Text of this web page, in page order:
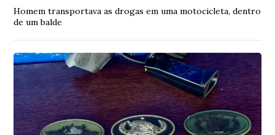
Homem transportava as drogas em uma motocicleta, dentro
de um balde